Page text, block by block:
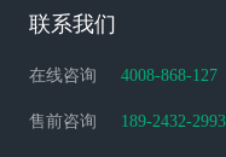
联系我们
在线咨询 4008-868-127
售前咨询 189-2432-2993